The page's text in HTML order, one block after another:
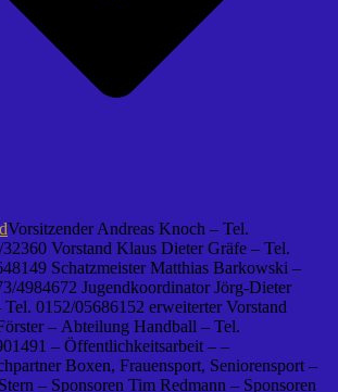
Vorsitzender Andreas Knoch – Tel.
Vorstand Klaus Dieter Gräfe – Tel.
Schatzmeister Matthias Barkowski –
4984672 Jugendkoordinator Jörg-Dieter
Tel. 0152/05686152 erweiterter Vorstand
– Abteilung Handball – Tel.
– Öffentlichkeitsarbeit – –
Boxen, Frauensport, Seniorensport –
– Sponsoren Tim Redmann – Sponsoren